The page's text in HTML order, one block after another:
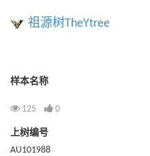
祖源树TheYtree
样本名称
125 0
上树编号
AU101988